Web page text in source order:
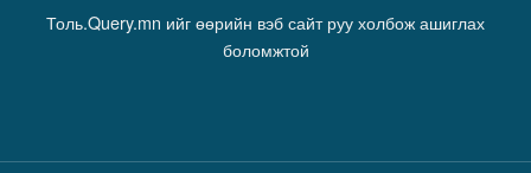
Толь.Query.mn ийг өөрийн вэб сайт руу холбож ашиглах
боломжтой